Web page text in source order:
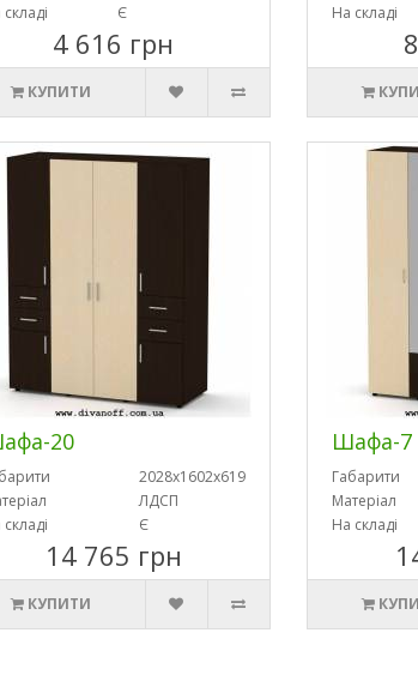
Є
4 616 грн
КУПИТИ
На складі
20
2028х1602х619
ЛДСП
Є
14 765 грн
КУПИТИ
Шафа-7
Габарити
Матеріал
На складі